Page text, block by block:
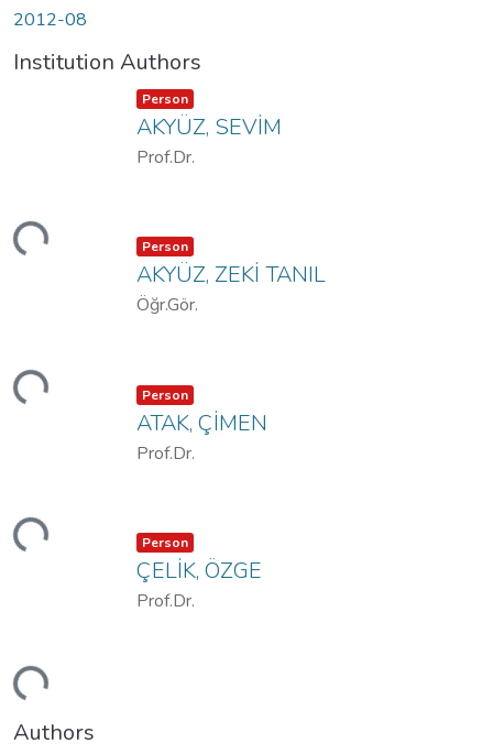
2012-08
Institution Authors
Item type:
Person ,
AKYÜZ, SEVİM
Prof.Dr.
Item type:
Person ,
AKYÜZ, ZEKİ TANIL
Öğr.Gör.
Item type:
Person ,
ATAK, ÇİMEN
Prof.Dr.
Item type:
Person ,
ÇELİK, ÖZGE
Prof.Dr.
Authors